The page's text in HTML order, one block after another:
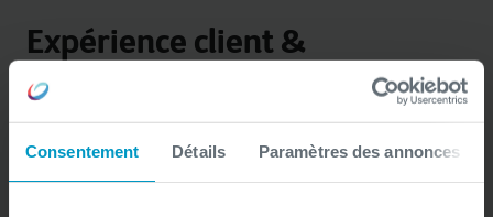
Consentement Détails Paramètres des annonces
Expérience client &
performance opérationnelle
Mettre le digital au service de vos
clients et de votre efficacité.